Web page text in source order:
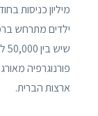
מיליון כניסות
ילדים מתרחש
פורנוגרפיה
ארצות הברית.